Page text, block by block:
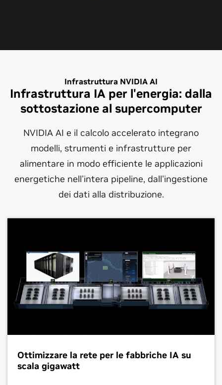
Infrastruttura NVIDIA AI
Infrastruttura IA per l'energia: dalla
sottostazione al supercomputer
NVIDIA AI e il calcolo accelerato integrano
modelli, strumenti e infrastrutture per
alimentare in modo efficiente le applicazioni
energetiche nell'intera pipeline, dall'ingestione
dei dati alla distribuzione.
Ottimizzare la rete per le fabbriche IA su
scala gigawatt